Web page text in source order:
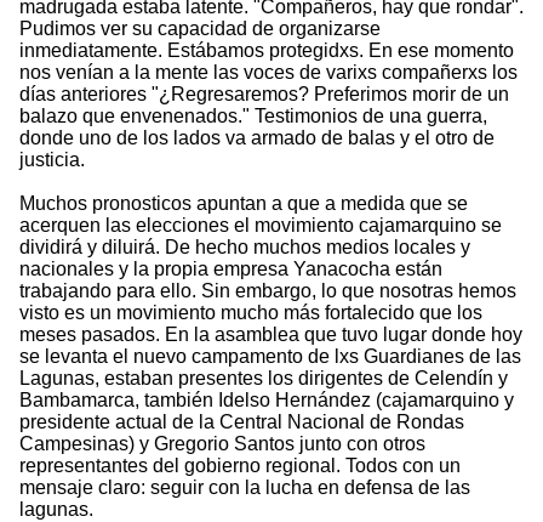
madrugada estaba latente. "Compañeros, hay que rondar".
Pudimos ver su capacidad de organizarse
inmediatamente. Estábamos protegidxs. En ese momento
nos venían a la mente las voces de varixs compañerxs los
días anteriores "¿Regresaremos? Preferimos morir de un
balazo que envenenados." Testimonios de una guerra,
donde uno de los lados va armado de balas y el otro de
justicia.
Muchos pronosticos apuntan a que a medida que se
acerquen las elecciones el movimiento cajamarquino se
dividirá y diluirá. De hecho muchos medios locales y
nacionales y la propia empresa Yanacocha están
trabajando para ello. Sin embargo, lo que nosotras hemos
visto es un movimiento mucho más fortalecido que los
meses pasados. En la asamblea que tuvo lugar donde hoy
se levanta el nuevo campamento de lxs Guardianes de las
Lagunas, estaban presentes los dirigentes de Celendín y
Bambamarca, también Idelso Hernández (cajamarquino y
presidente actual de la Central Nacional de Rondas
Campesinas) y Gregorio Santos junto con otros
representantes del gobierno regional. Todos con un
mensaje claro: seguir con la lucha en defensa de las
lagunas.